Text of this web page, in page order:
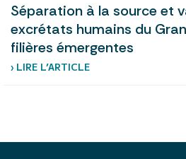
Séparation à la source et
excrétats humains du
filières émergentes
› LIRE L’ARTICLE